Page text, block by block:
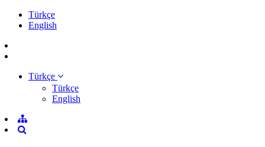
Türkçe
English
Türkçe
Türkçe
English